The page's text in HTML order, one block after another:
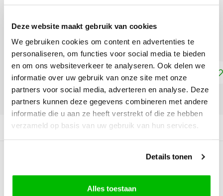
Deze website maakt gebruik van cookies
We gebruiken cookies om content en advertenties te
personaliseren, om functies voor social media te bieden
en om ons websiteverkeer te analyseren. Ook delen we
informatie over uw gebruik van onze site met onze
partners voor social media, adverteren en analyse. Deze
partners kunnen deze gegevens combineren met andere
informatie die u aan ze heeft verstrekt of die ze hebben
verzameld op basis van uw gebruik van hun services.
Details tonen
Alles toestaan
"DMC COLOUR VARIATIONS" OF "DMC LIGHT
EFFECTS " KOOPT, ONTVANG JE EEN KORTING VAN
100% OP HET LAAGSTGEPRIJSDE PRODUCT.
Toevoegen aan winkelwagen
DELEN:
Productomschrijving